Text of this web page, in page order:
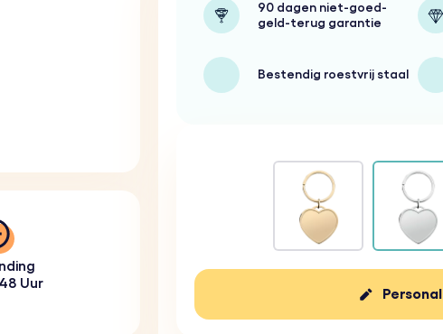
Uur
90 dagen niet-goed-
geld-terug garantie
Bestendig roestvrij staal